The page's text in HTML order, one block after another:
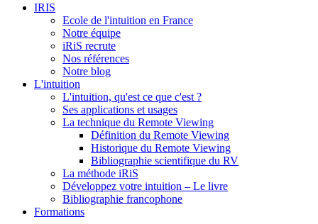
IRIS
Ecole de l'intuition en France
Notre équipe
iRiS recrute
Nos références
Notre blog
L'intuition
L'intuition, qu'est ce que c'est ?
Ses applications et usages
La technique du Remote Viewing
Définition du Remote Viewing
Historique du Remote Viewing
Bibliographie scientifique du RV
La méthode iRiS
Développez votre intuition – Le livre
Bibliographie francophone
Formations